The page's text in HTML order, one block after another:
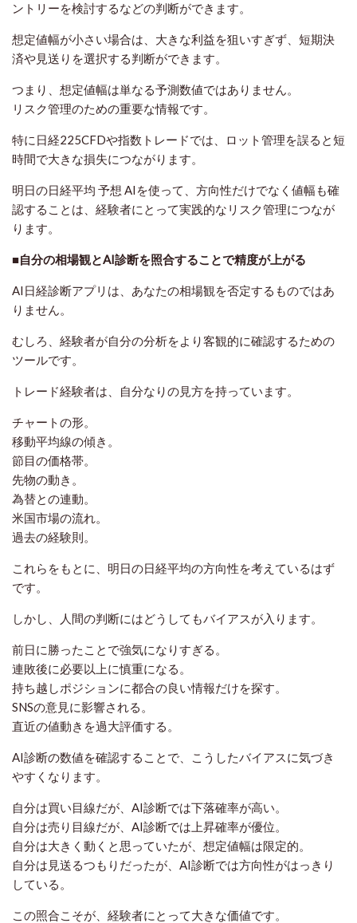
ントリーを検討するなどの判断ができます。
想定値幅が小さい場合は、大きな利益を狙いすぎず、短期決
済や見送りを選択する判断ができます。
つまり、想定値幅は単なる予測数値ではありません。
リスク管理のための重要な情報です。
特に日経225CFDや指数トレードでは、ロット管理を誤ると短
時間で大きな損失につながります。
明日の日経平均 予想 AIを使って、方向性だけでなく値幅も確
認することは、経験者にとって実践的なリスク管理につなが
ります。
■自分の相場観とAI診断を照合することで精度が上がる
AI日経診断アプリは、あなたの相場観を否定するものではあ
りません。
むしろ、経験者が自分の分析をより客観的に確認するための
ツールです。
トレード経験者は、自分なりの見方を持っています。
チャートの形。
移動平均線の傾き。
節目の価格帯。
先物の動き。
為替との連動。
米国市場の流れ。
過去の経験則。
これらをもとに、明日の日経平均の方向性を考えているはず
です。
しかし、人間の判断にはどうしてもバイアスが入ります。
前日に勝ったことで強気になりすぎる。
連敗後に必要以上に慎重になる。
持ち越しポジションに都合の良い情報だけを探す。
SNSの意見に影響される。
直近の値動きを過大評価する。
AI診断の数値を確認することで、こうしたバイアスに気づき
やすくなります。
自分は買い目線だが、AI診断では下落確率が高い。
自分は売り目線だが、AI診断では上昇確率が優位。
自分は大きく動くと思っていたが、想定値幅は限定的。
自分は見送るつもりだったが、AI診断では方向性がはっきり
している。
この照合こそが、経験者にとって大きな価値です。